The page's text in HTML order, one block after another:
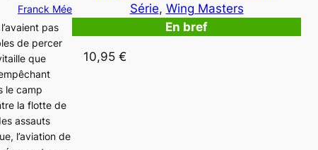
r
Franck Mée
pas
de percer
que
le camp
la flotte de
assauts
l’aviation de
Série, Wing Masters
En bref
10,95 €